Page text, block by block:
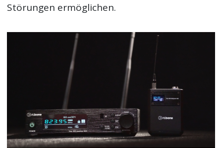
Störungen ermöglichen.